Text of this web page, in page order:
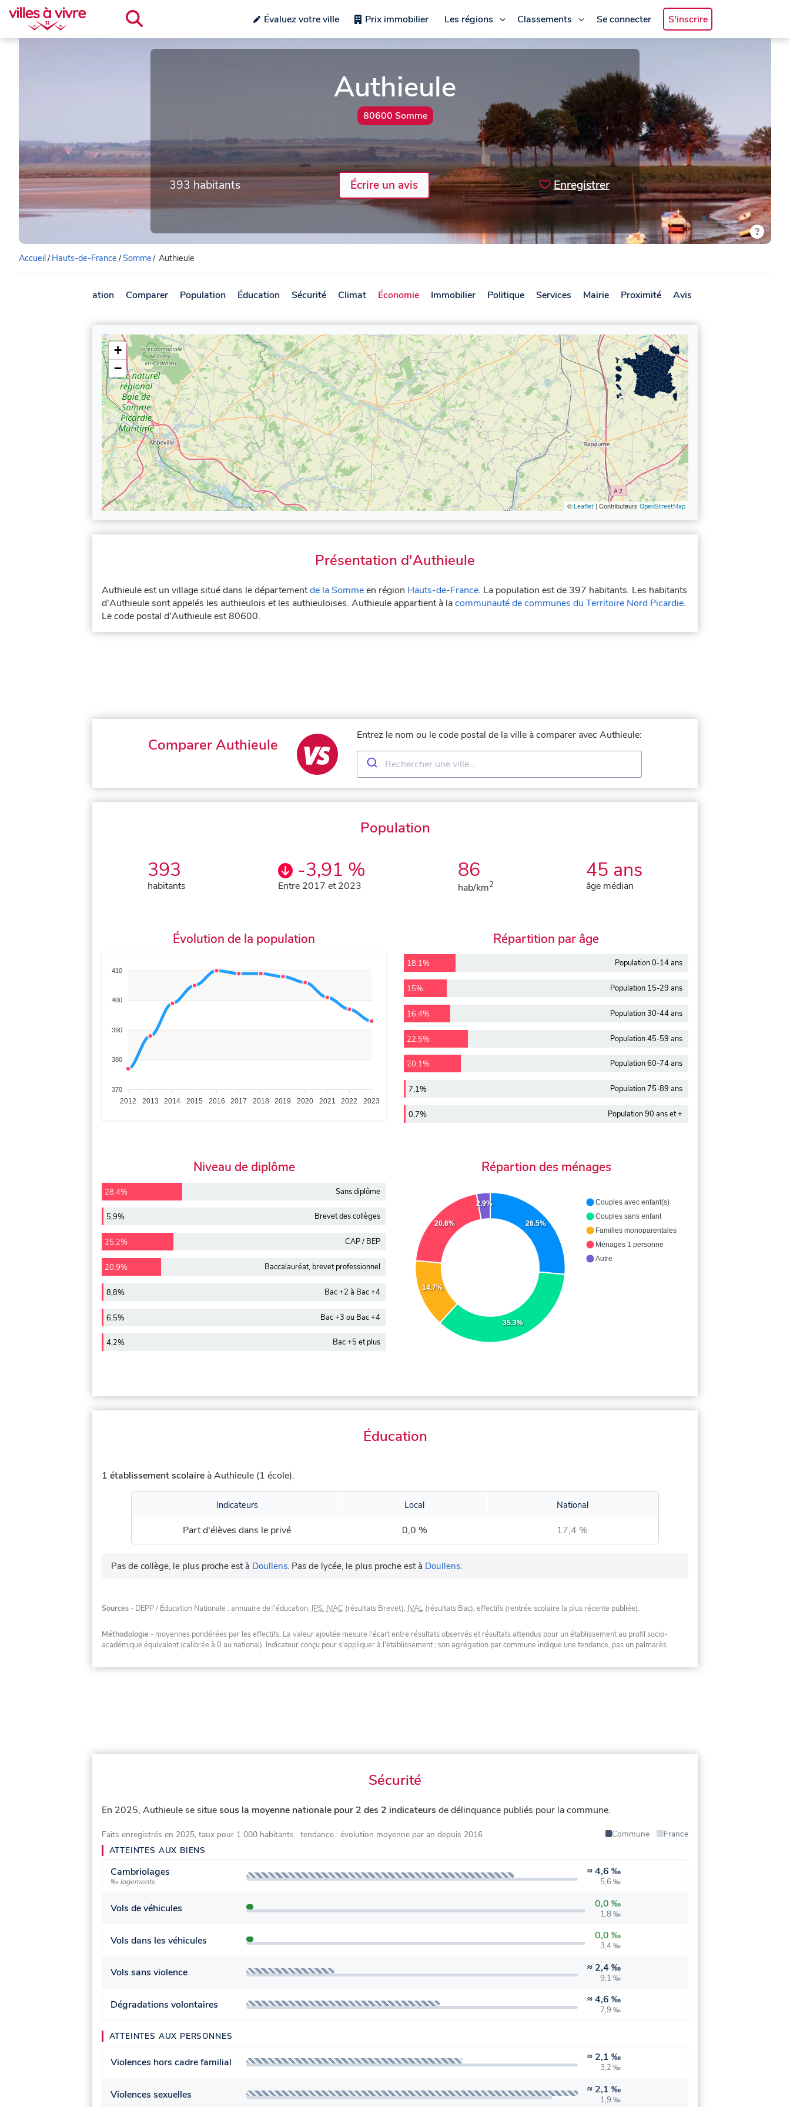
Évaluez votre ville Prix immobilier Les régions Classements Se connecter S'inscrire
Authieule
80600 Somme
393 habitants Écrire un avis Enregistrer
Accueil/ Hauts-de-France/Somme/ Authieule
Présentation Comparer Population Éducation Sécurité Climat Économie Immobilier Politique Services Mairie Proximité Avis
+
−
© Leaflet | Contributeurs OpenStreetMap
Présentation d'Authieule
Authieule est un village situé dans le départementde la Sommeen région Hauts-de-France. La population est de 397 habitants. Les habitants
d'Authieule sont appelés les authieulois et les authieuloises. Authieule appartient à lacommunauté de communes du Territoire Nord Picardie.
Le code postal d'Authieule est 80600.
Comparer Authieule
Entrez le nom ou le code postal de la ville à comparer avec Authieule:
Population
393
habitants
-3,91 %
Entre 2017 et 2023
86
hab/km2
45 ans
âge médian
Évolution de la population
410
400
390
380
370
2012 2013 2014 2015 2016 2017 2018 2019 2020 2021 2022 2023
Répartition par âge
18,1% Population 0-14 ans
15% Population 15-29 ans
16,4% Population 30-44 ans
22,5% Population 45-59 ans
20,1% Population 60-74 ans
7,1% Population 75-89 ans
0,7% Population 90 ans et +
Niveau de diplôme
28,4% Sans diplôme
5,9% Brevet des collèges
25,2% CAP / BEP
20,9% Baccalauréat, brevet professionnel
8,8% Bac +2 à Bac +4
6,5% Bac +3 ou Bac +4
4,2% Bac +5 et plus
Répartion des ménages
26.5%
35.3%
14.7%
20.6%
2.9%
Couples avec enfant(s)
Couples sans enfant
Familles monoparentales
Ménages 1 personne
Autre
Éducation
1 établissement scolaire à Authieule (1 école).
Indicateurs Local National
Part d'élèves dans le privé 0,0 % 17,4 %
Pas de collège, le plus proche est à Doullens. Pas de lycée, le plus proche est à Doullens.
Sources - DEPP / Éducation Nationale : annuaire de l'éducation, IPS, IVAC (résultats Brevet), IVAL (résultats Bac), effectifs (rentrée scolaire la plus récente publiée).
Méthodologie - moyennes pondérées par les effectifs. La valeur ajoutée mesure l'écart entre résultats observés et résultats attendus pour un établissement au profil socio-
académique équivalent (calibrée à 0 au national). Indicateur conçu pour s'appliquer à l'établissement ; son agrégation par commune indique une tendance, pas un palmarès.
Sécurité
En 2025, Authieule se situesous la moyenne nationale pour 2 des 2 indicateurs de délinquance publiés pour la commune.
Faits enregistrés en 2025, taux pour 1 000 habitants · tendance : évolution moyenne par an depuis 2016 Commune
France
ATTEINTES AUX BIENS
Cambriolages
‰ logements
≈4,6 ‰
5,6 ‰
Vols de véhicules 0,0 ‰
1,8 ‰
Vols dans les véhicules 0,0 ‰
3,4 ‰
Vols sans violence ≈ 2,4 ‰
9,1 ‰
Dégradations volontaires ≈4,6 ‰
7,9 ‰
ATTEINTES AUX PERSONNES
Violences hors cadre familial ≈ 2,1 ‰
3,2 ‰
Violences sexuelles ≈ 2,1 ‰
1,9 ‰